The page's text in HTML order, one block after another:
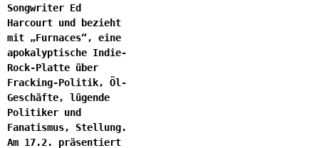
Songwriter Ed
Harcourt und bezieht
mit „Furnaces“, eine
apokalyptische Indie-
Rock-Platte über
Fracking-Politik, Öl-
Geschäfte, lügende
Politiker und
Fanatismus, Stellung.
Am 17.2. präsentiert